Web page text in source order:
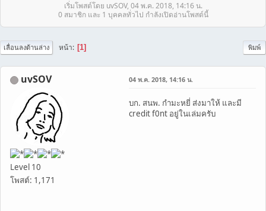
เริ่มโพสต์โดย uvSOV, 04 พ.ค. 2018, 14:16 น.
0 สมาชิก และ 1 บุคคลทั่วไป กำลังเปิดอ่านโพสต์นี้
พิมพ์
เลื่อนลงด้านล่าง หน้า 1
uvSOV
Level 10
โพสต์: 1,171
04 พ.ค. 2018, 14:16 น.
บก. สนพ. กำมะหยี่ ส่งมาให้ และมี
credit f0nt อยู่ในเล่มครับ